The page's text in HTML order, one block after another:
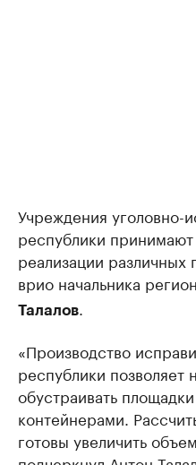
Учреждения уголовно-
республики принимают
реализации
врио начальника
Талалов.
«Производство
республики позволяет
обустраивать
контейнерами.
готовы увеличить